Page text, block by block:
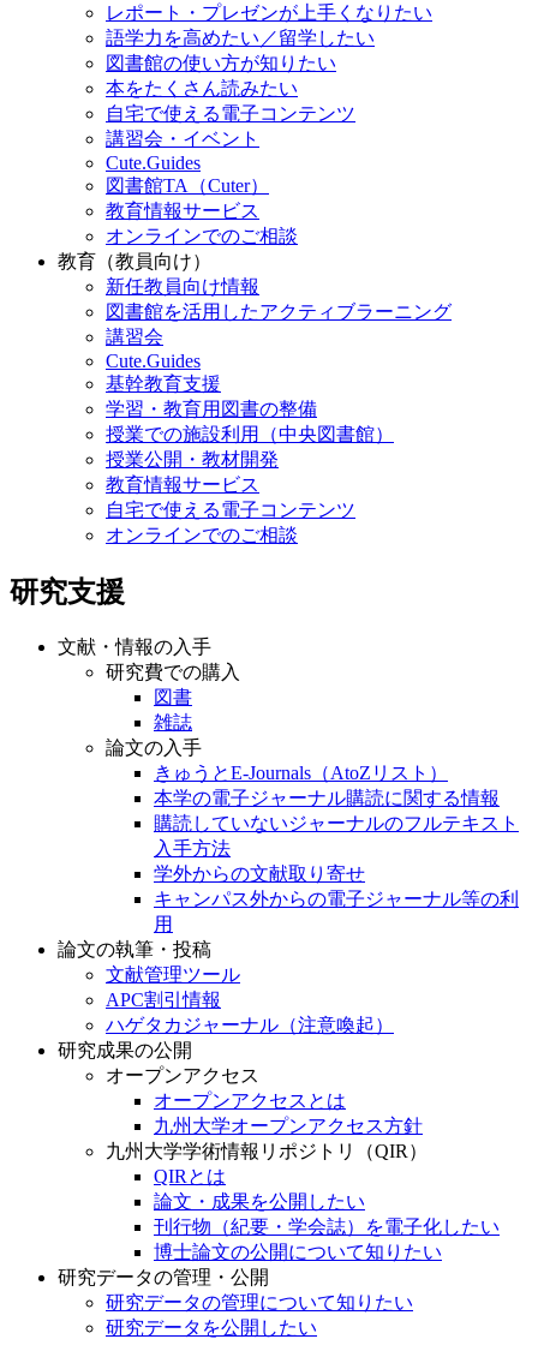
レポート・プレゼンが上手くなりたい
語学力を高めたい／留学したい
図書館の使い方が知りたい
本をたくさん読みたい
自宅で使える電子コンテンツ
講習会・イベント
Cute.Guides
図書館TA（Cuter）
教育情報サービス
オンラインでのご相談
教育（教員向け）
新任教員向け情報
図書館を活用したアクティブラーニング
講習会
Cute.Guides
基幹教育支援
学習・教育用図書の整備
授業での施設利用（中央図書館）
授業公開・教材開発
教育情報サービス
自宅で使える電子コンテンツ
オンラインでのご相談
研究支援
文献・情報の入手
研究費での購入
図書
雑誌
論文の入手
きゅうとE-Journals（AtoZリスト）
本学の電子ジャーナル購読に関する情報
購読していないジャーナルのフルテキスト
入手方法
学外からの文献取り寄せ
キャンパス外からの電子ジャーナル等の利
用
論文の執筆・投稿
文献管理ツール
APC割引情報
ハゲタカジャーナル（注意喚起）
研究成果の公開
オープンアクセス
オープンアクセスとは
九州大学オープンアクセス方針
九州大学学術情報リポジトリ（QIR）
QIRとは
論文・成果を公開したい
刊行物（紀要・学会誌）を電子化したい
博士論文の公開について知りたい
研究データの管理・公開
研究データの管理について知りたい
研究データを公開したい